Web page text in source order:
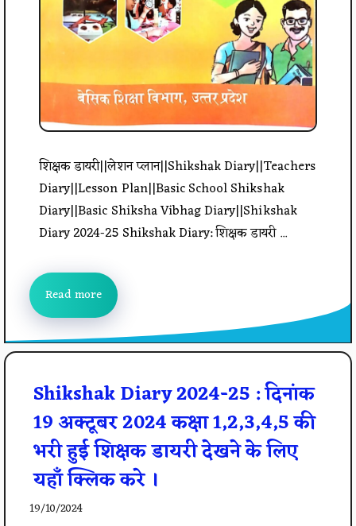
शिक्षक डायरी||लेशन प्लान||Shikshak Diary||Teachers
Diary||Lesson Plan||Basic School Shikshak
Diary||Basic Shiksha Vibhag Diary||Shikshak
Diary 2024-25 Shikshak Diary: शिक्षक डायरी ...
Read more
Shikshak Diary 2024-25 : दिनांक
19 अक्टूबर 2024 कक्षा 1,2,3,4,5 की
भरी हुई शिक्षक डायरी देखने के लिए
यहाँ क्लिक करे ।
19/10/2024